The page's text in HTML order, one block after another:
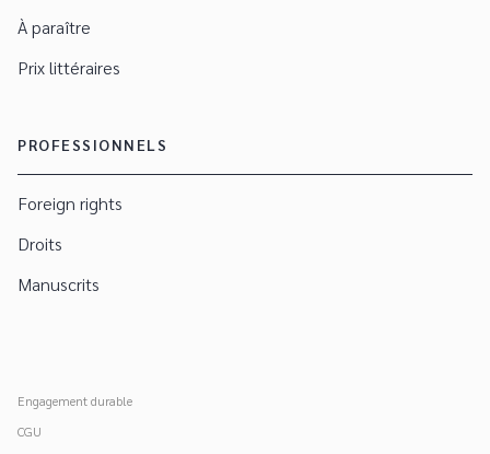
À paraître
Prix littéraires
PROFESSIONNELS
Foreign rights
Droits
Manuscrits
Engagement durable
CGU